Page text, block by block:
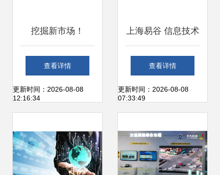
挖掘新市场！
2022（第三届）高
工移动机器人智能
查看详情
更新时间：2026-08-08
12:16:34
上海易谷 信息技术
领域的技术开发公
司是否可靠？
查看详情
更新时间：2026-08-08
07:33:49